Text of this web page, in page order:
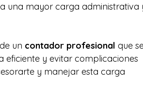
una mayor carga administrativa
un contador profesional que
eficiente y evitar complicaciones
y manejar esta carga